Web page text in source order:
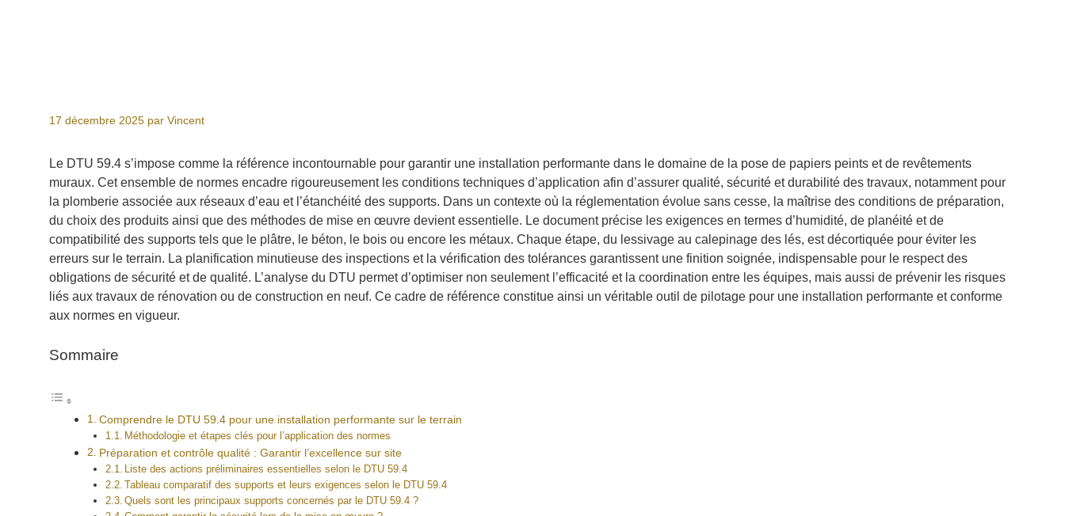
17 décembre 2025 par Vincent
Le DTU 59.4 s’impose comme la référence incontournable pour garantir une installation performante dans le domaine de la pose de papiers peints et de revêtements
muraux. Cet ensemble de normes encadre rigoureusement les conditions techniques d’application afin d’assurer qualité, sécurité et durabilité des travaux, notamment pour
la plomberie associée aux réseaux d’eau et l’étanchéité des supports. Dans un contexte où la réglementation évolue sans cesse, la maîtrise des conditions de préparation,
du choix des produits ainsi que des méthodes de mise en œuvre devient essentielle. Le document précise les exigences en termes d’humidité, de planéité et de
compatibilité des supports tels que le plâtre, le béton, le bois ou encore les métaux. Chaque étape, du lessivage au calepinage des lés, est décortiquée pour éviter les
erreurs sur le terrain. La planification minutieuse des inspections et la vérification des tolérances garantissent une finition soignée, indispensable pour le respect des
obligations de sécurité et de qualité. L’analyse du DTU permet d’optimiser non seulement l’efficacité et la coordination entre les équipes, mais aussi de prévenir les risques
liés aux travaux de rénovation ou de construction en neuf. Ce cadre de référence constitue ainsi un véritable outil de pilotage pour une installation performante et conforme
aux normes en vigueur.
Sommaire
Comprendre le DTU 59.4 pour une installation performante sur le terrain
Méthodologie et étapes clés pour l’application des normes
Préparation et contrôle qualité : Garantir l’excellence sur site
Liste des actions préliminaires essentielles selon le DTU 59.4
Tableau comparatif des supports et leurs exigences selon le DTU 59.4
Quels sont les principaux supports concernés par le DTU 59.4 ?